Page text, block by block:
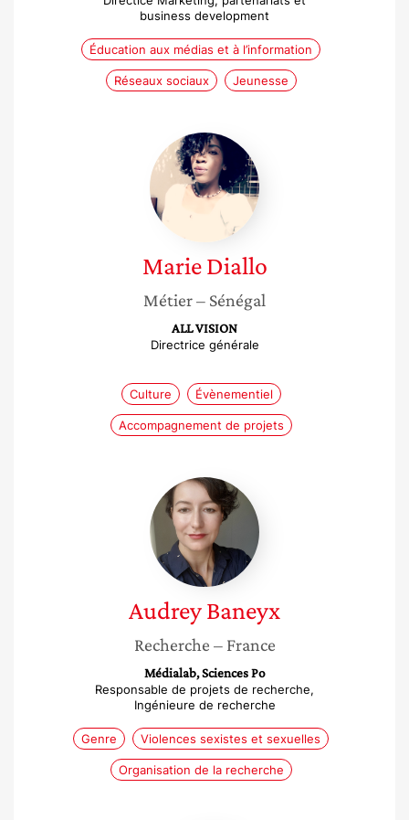
business development
Éducation aux médias et à l’information
Réseaux sociaux Jeunesse
Marie
Diallo
Marie Diallo
Métier– Sénégal
ALL VISION
Directrice générale
Culture Évènementiel
Accompagnement de projets
Audrey
Baneyx
AudreyBaneyx
Recherche – France
Médialab, Sciences Po
Responsable de projets de recherche,
Ingénieure de recherche
Genre Violences sexistes et sexuelles
Organisation de la recherche